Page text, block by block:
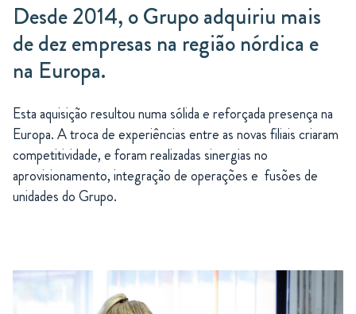
Desde 2014, o Grupo adquiriu mais
de dez empresas na região nórdica e
na Europa.
Esta aquisição resultou numa sólida e reforçada presença na
Europa. A troca de experiências entre as novas filiais criaram
competitividade, e foram realizadas sinergias no
aprovisionamento, integração de operações e fusões de
unidades do Grupo.